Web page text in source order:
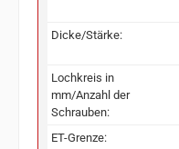
Dicke/Stärke:
Lochkreis in
mm/Anzahl der
Schrauben:
ET-Grenze: